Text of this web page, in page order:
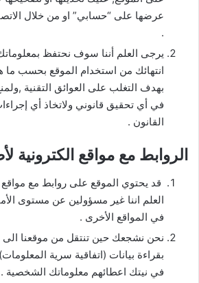
عرضها على “حسابي” او من خلال
.
يرجى العلم أننا سوف نحتفظ
انتهائك من استخدام الموقع بحسب ما
بهدف التغلب على العوائق التقنية
في أي تحقيق قانوني ولاتخاذ أي
القانون .
الروابط مع مواقع الكترونية
قد يحتوي الموقع على روابط مع مواقع
العلم اننا غير مسؤولين عن مستوى
في المواقع الأخرى .
نحن نشجعك حين تنتقل من موقعنا الى
بقراءة بيانات (اتفاقية سرية
في نيتك اعطائهم معلوماتك الشخصية .